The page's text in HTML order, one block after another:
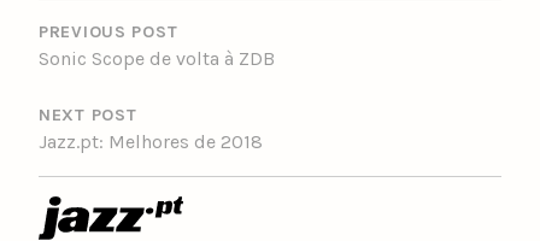
NAVIGATION
PREVIOUS POST
Sonic Scope de volta à ZDB
NEXT POST
Jazz.pt: Melhores de 2018